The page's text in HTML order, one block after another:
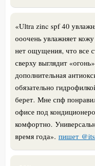
«Ultra zinc spf 40
ооочень увлажняет
нет ощущения, что все
сверху выглядит
дополнительная
обязательно
берет. Мне спф
офисе под
комфортно.
время года». пишет